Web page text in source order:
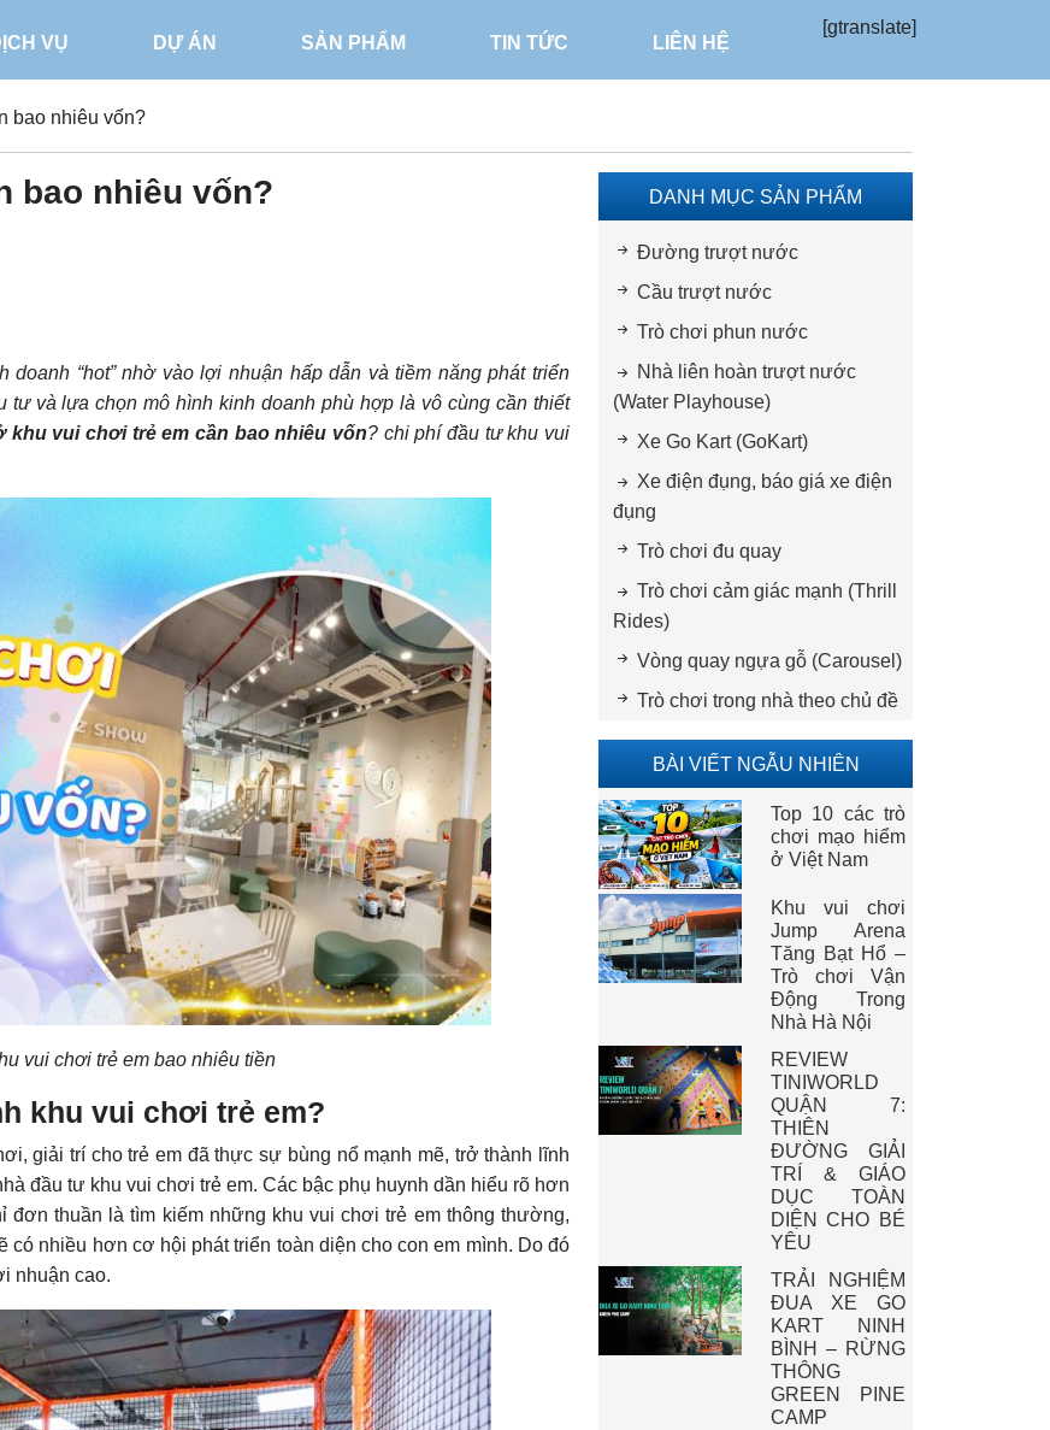
VỤ DỰ ÁN SẢN PHẨM TIN TỨC LIÊN HỆ
[gtranslate]
bao nhiêu vốn?
bao nhiêu vốn?
“hot” nhờ vào lợi nhuận hấp dẫn và tiềm năng phát triển
tư và lựa chọn mô hình kinh doanh phù hợp là vô cùng cần thiết
khu vui chơi trẻ em cần bao nhiêu vốn? chi phí đầu tư khu vui
vui chơi trẻ em bao nhiêu tiền
khu vui chơi trẻ em?
giải trí cho trẻ em đã thực sự bùng nổ mạnh mẽ, trở thành lĩnh
đầu tư khu vui chơi trẻ em. Các bậc phụ huynh dần hiểu rõ hơn
đơn thuần là tìm kiếm những khu vui chơi trẻ em thông thường,
có nhiều hơn cơ hội phát triển toàn diện cho con em mình. Do đó
nhuận cao.
DANH MỤC SẢN PHẨM
Đường trượt nước
Cầu trượt nước
Trò chơi phun nước
Nhà liên hoàn trượt nước
(Water Playhouse)
Xe Go Kart (GoKart)
Xe điện đụng, báo giá xe điện
đụng
Trò chơi đu quay
Trò chơi cảm giác mạnh (Thrill
Rides)
Vòng quay ngựa gỗ (Carousel)
Trò chơi trong nhà theo chủ đề
BÀI VIẾT NGẪU NHIÊN
Top 10 các trò
chơi mạo hiểm
ở Việt Nam
Khu vui chơi
Jump Arena
Tăng Bạt Hổ –
Trò chơi Vận
Động Trong
Nhà Hà Nội
REVIEW
TINIWORLD
QUẬN 7:
THIÊN
ĐƯỜNG GIẢI
TRÍ & GIÁO
DỤC TOÀN
DIỆN CHO BÉ
YÊU
TRẢI NGHIỆM
ĐUA XE GO
KART NINH
BÌNH – RỪNG
THÔNG
GREEN PINE
CAMP